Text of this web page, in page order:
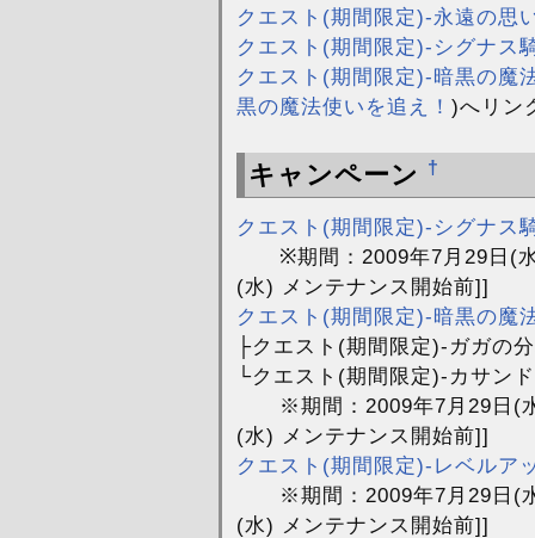
クエスト(期間限定)-永遠の思
クエスト(期間限定)-シグナス
クエスト(期間限定)-暗黒の魔
黒の魔法使いを追え！ )へリン
キャンペーン †
クエスト(期間限定)-シグナス
※期間：2009年7月29日(
(水) メンテナンス開始前]]
クエスト(期間限定)-暗黒の魔
├クエスト(期間限定)-ガガの
└クエスト(期間限定)-カサン
※期間：2009年7月29日(
(水) メンテナンス開始前]]
クエスト(期間限定)-レベルア
※期間：2009年7月29日(
(水) メンテナンス開始前]]